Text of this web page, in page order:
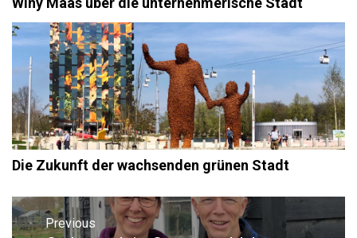
Die Zukunft der wachsenden grünen Stadt
Beitragsnavigation
Previous